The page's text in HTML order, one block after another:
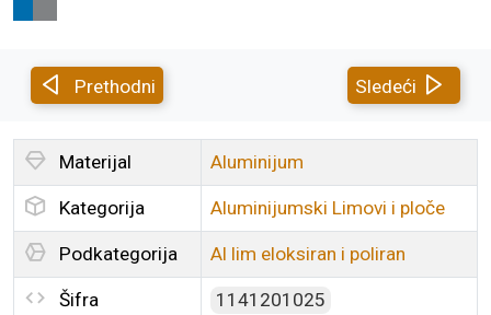
Prethodni Sledeći
Materijal Aluminijum
Kategorija Aluminijumski Limovi i ploče
Podkategorija Al lim eloksiran i poliran
Šifra 1141201025